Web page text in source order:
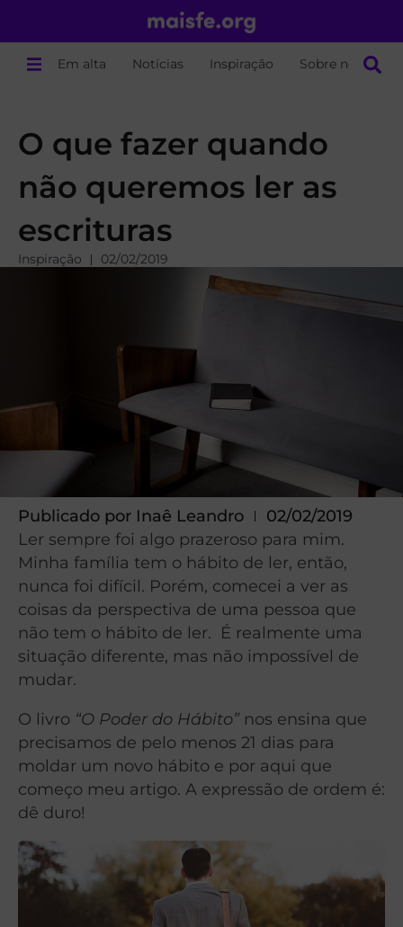
Em alta Notícias Inspiração Sobre nós
O que fazer quando
não queremos ler as
escrituras
Inspiração 02/02/2019
Publicado por Inaê Leandro
02/02/2019
Ler sempre foi algo prazeroso para mim.
Minha família tem o hábito de ler, então,
nunca foi difícil. Porém, comecei a ver as
coisas da perspectiva de uma pessoa que
não tem o hábito de ler. É realmente uma
situação diferente, mas não impossível de
mudar.
O livro “O Poder do Hábito”nos ensina que
precisamos de pelo menos 21 dias para
moldar um novo hábito e por aqui que
começo meu artigo. A expressão de ordem é:
dê duro!